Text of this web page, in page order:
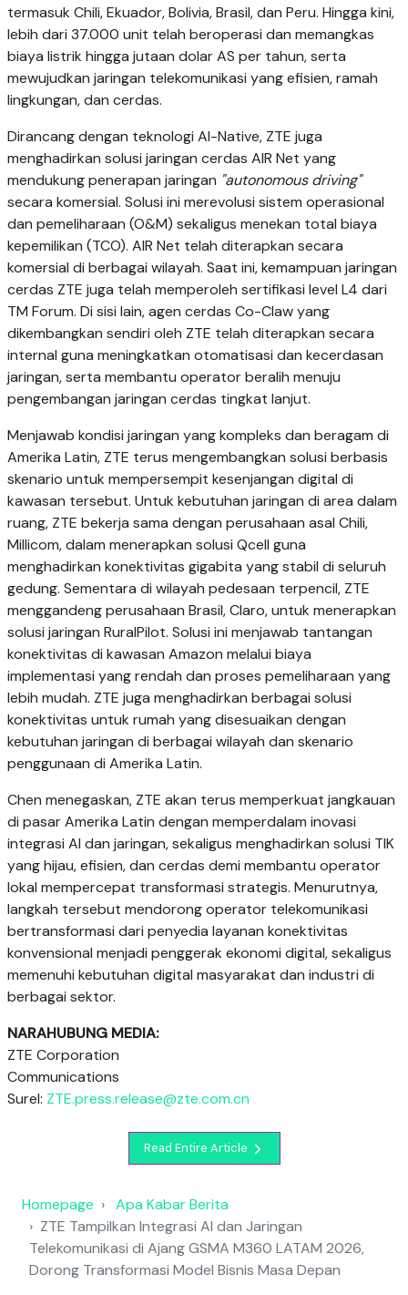
termasuk Chili, Ekuador, Bolivia, Brasil, dan Peru. Hingga kini,
lebih dari 37.000 unit telah beroperasi dan memangkas
biaya listrik hingga jutaan dolar AS per tahun, serta
mewujudkan jaringan telekomunikasi yang efisien, ramah
lingkungan, dan cerdas.
Dirancang dengan teknologi AI-Native, ZTE juga
menghadirkan solusi jaringan cerdas AIR Net yang
mendukung penerapan jaringan "autonomous driving"
secara komersial. Solusi ini merevolusi sistem operasional
dan pemeliharaan (O&M) sekaligus menekan total biaya
kepemilikan (TCO). AIR Net telah diterapkan secara
komersial di berbagai wilayah. Saat ini, kemampuan jaringan
cerdas ZTE juga telah memperoleh sertifikasi level L4 dari
TM Forum. Di sisi lain, agen cerdas Co-Claw yang
dikembangkan sendiri oleh ZTE telah diterapkan secara
internal guna meningkatkan otomatisasi dan kecerdasan
jaringan, serta membantu operator beralih menuju
pengembangan jaringan cerdas tingkat lanjut.
Menjawab kondisi jaringan yang kompleks dan beragam di
Amerika Latin, ZTE terus mengembangkan solusi berbasis
skenario untuk mempersempit kesenjangan digital di
kawasan tersebut. Untuk kebutuhan jaringan di area dalam
ruang, ZTE bekerja sama dengan perusahaan asal Chili,
Millicom, dalam menerapkan solusi Qcell guna
menghadirkan konektivitas gigabita yang stabil di seluruh
gedung. Sementara di wilayah pedesaan terpencil, ZTE
menggandeng perusahaan Brasil, Claro, untuk menerapkan
solusi jaringan RuralPilot. Solusi ini menjawab tantangan
konektivitas di kawasan Amazon melalui biaya
implementasi yang rendah dan proses pemeliharaan yang
lebih mudah. ZTE juga menghadirkan berbagai solusi
konektivitas untuk rumah yang disesuaikan dengan
kebutuhan jaringan di berbagai wilayah dan skenario
penggunaan di Amerika Latin.
Chen menegaskan, ZTE akan terus memperkuat jangkauan
di pasar Amerika Latin dengan memperdalam inovasi
integrasi AI dan jaringan, sekaligus menghadirkan solusi TIK
yang hijau, efisien, dan cerdas demi membantu operator
lokal mempercepat transformasi strategis. Menurutnya,
langkah tersebut mendorong operator telekomunikasi
bertransformasi dari penyedia layanan konektivitas
konvensional menjadi penggerak ekonomi digital, sekaligus
memenuhi kebutuhan digital masyarakat dan industri di
berbagai sektor.
NARAHUBUNG MEDIA:
ZTE Corporation
Communications
Surel: ZTE.press.release@zte.com.cn
Read Entire Article
Homepage
Apa Kabar Berita
ZTE Tampilkan Integrasi AI dan Jaringan
Telekomunikasi di Ajang GSMA M360 LATAM 2026,
Dorong Transformasi Model Bisnis Masa Depan